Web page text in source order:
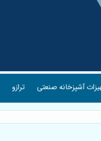
آشپزخانه صنعتی ترازو